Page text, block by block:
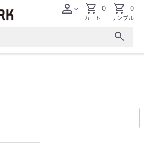
search
personexpand_more shopping_cart
カート
0 shopping_cart
サンプル
0